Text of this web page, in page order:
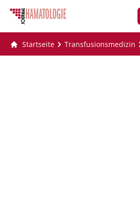
Startseite Transfusionsmedizin